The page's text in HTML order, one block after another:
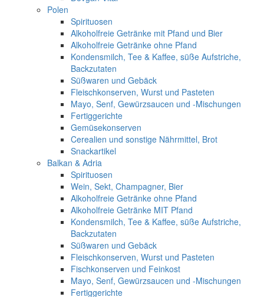
Polen
Spirituosen
Alkoholfreie Getränke mit Pfand und Bier
Alkoholfreie Getränke ohne Pfand
Kondensmilch, Tee & Kaffee, süße Aufstriche,
Backzutaten
Süßwaren und Gebäck
Fleischkonserven, Wurst und Pasteten
Mayo, Senf, Gewürzsaucen und -Mischungen
Fertiggerichte
Gemüsekonserven
Cerealien und sonstige Nährmittel, Brot
Snackartikel
Balkan & Adria
Spirituosen
Wein, Sekt, Champagner, Bier
Alkoholfreie Getränke ohne Pfand
Alkoholfreie Getränke MIT Pfand
Kondensmilch, Tee & Kaffee, süße Aufstriche,
Backzutaten
Süßwaren und Gebäck
Fleischkonserven, Wurst und Pasteten
Fischkonserven und Feinkost
Mayo, Senf, Gewürzsaucen und -Mischungen
Fertiggerichte